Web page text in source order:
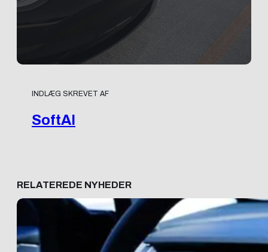
INDLÆG SKREVET AF
SoftAI
RELATEREDE NYHEDER